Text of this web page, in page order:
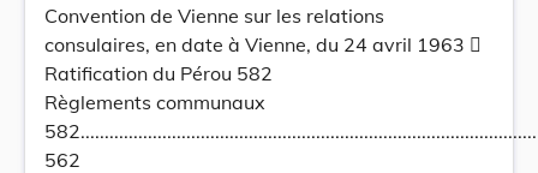
Convention de Vienne sur les relations
consulaires, en date à Vienne, du 24 avril 1963 
Ratification du Pérou 582
Règlements communaux
562